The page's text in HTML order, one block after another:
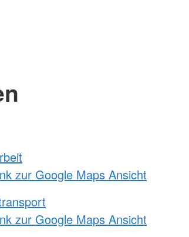
zur Google Maps Ansicht
zur Google Maps Ansicht